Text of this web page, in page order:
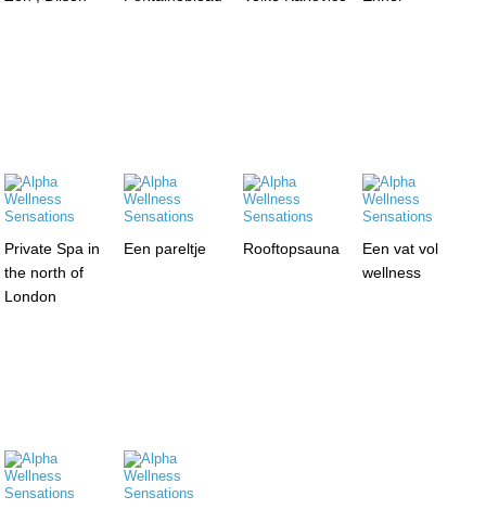
Private Spa in
the north of
London
Een pareltje Rooftopsauna
Een vat vol
wellness